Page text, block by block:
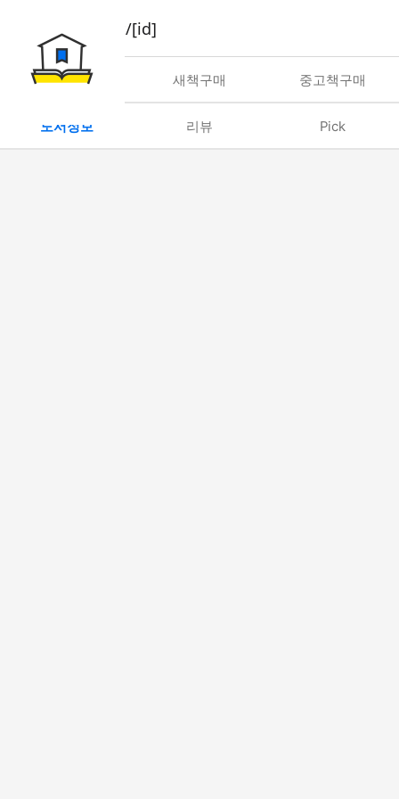
book/rent/[id]
대여 새책구매 중고책구매
도서정보 리뷰 Pick